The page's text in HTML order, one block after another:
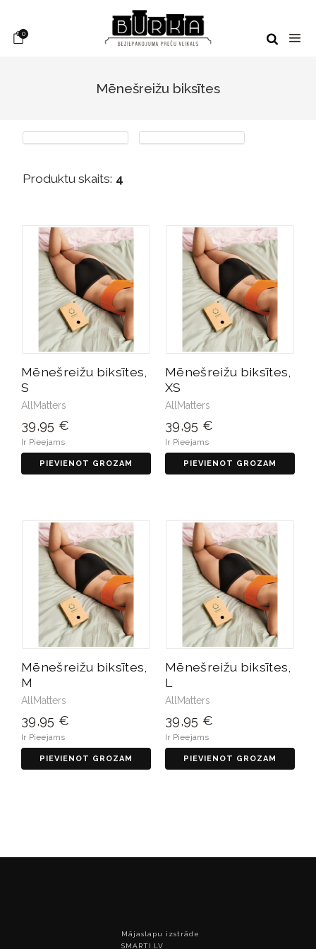
0
Mēnešreižu biksītes
Produktu skaits: 4
Mēnešreižu biksītes,
S
AllMatters
39,95 €
Ir Pieejams
PIEVIENOT GROZAM
Mēnešreižu biksītes,
XS
AllMatters
39,95 €
Ir Pieejams
PIEVIENOT GROZAM
Mēnešreižu biksītes,
M
AllMatters
39,95 €
Ir Pieejams
PIEVIENOT GROZAM
Mēnešreižu biksītes,
L
AllMatters
39,95 €
Ir Pieejams
PIEVIENOT GROZAM
Mājaslapu izstrāde
SMARTI.LV